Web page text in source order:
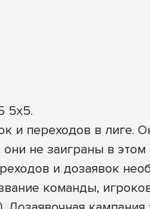
5х5.
и переходов в лиге.
не заиграны в этом
и дозаявок
команды,